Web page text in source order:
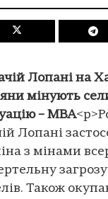
Лопані на
мінують
– МВА
Лопані
з мінами
Також